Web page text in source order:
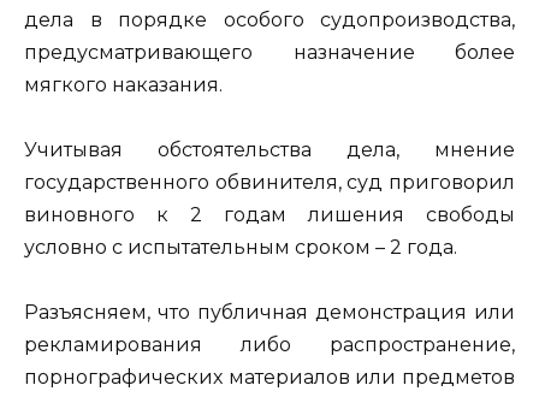
дела в порядке особого судопроизводства,
предусматривающего назначение более
мягкого наказания.
Учитывая обстоятельства дела, мнение
государственного обвинителя, суд приговорил
виновного к 2 годам лишения свободы
условно с испытательным сроком – 2 года.
Разъясняем, что публичная демонстрация или
рекламирования либо распространение,
порнографических материалов или предметов